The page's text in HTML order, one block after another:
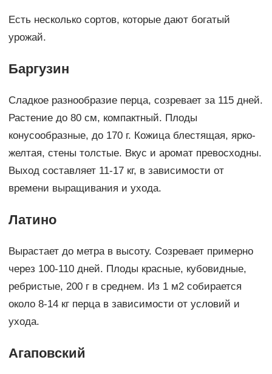
Есть несколько сортов, которые дают богатый
урожай.
Баргузин
Сладкое разнообразие перца, созревает за 115 дней.
Растение до 80 см, компактный. Плоды
конусообразные, до 170 г. Кожица блестящая, ярко-
желтая, стены толстые. Вкус и аромат превосходны.
Выход составляет 11-17 кг, в зависимости от
времени выращивания и ухода.
Латино
Вырастает до метра в высоту. Созревает примерно
через 100-110 дней. Плоды красные, кубовидные,
ребристые, 200 г в среднем. Из 1 м2 собирается
около 8-14 кг перца в зависимости от условий и
ухода.
Агаповский